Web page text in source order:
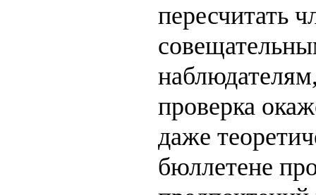
пересчитать
проверка
даже
бюллетене